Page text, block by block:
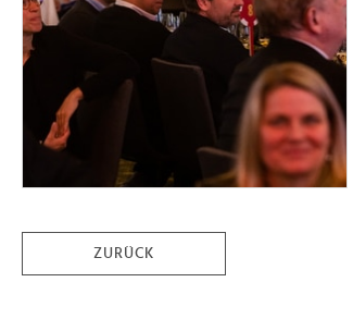
ZURÜCK